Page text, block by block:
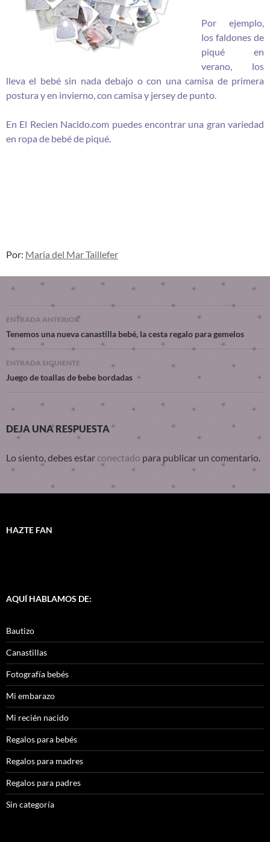
Por ejemplo,
los faldones de
piqué en
verano, los
lleva el bebé sin nada debajo o con una camisa de primera
postura y en invierno, con camisa y jersey de punto.
En El Recien Nacido.com puedes encontrar una gran variedad
en ropa de bebé de piqué.
Por: Maria del Mar Taillefer
ENTRADA ANTERIOR
Tenemos una nueva canastilla bebé, la cesta regalo para gemelos
ENTRADA SIGUIENTE
Juego de toallas de bebe bordadas
DEJA UNA RESPUESTA
Lo siento, debes estar conectado para publicar un comentario.
HAZTE FAN
AQUÍ HABLAMOS DE:
Bautizo
Canastillas
Fotografía bebés
Mi embarazo
Mi recién nacido
Regalos para bebés
Regalos para madres
Regalos para padres
Sin categoría